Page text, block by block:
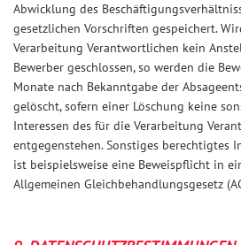
Abwicklung des
gesetzlichen Vorschriften gespeichert.
Verarbeitung Verantwortlichen kein
Bewerber geschlossen, so werden die
Monate nach Bekanntgabe der
gelöscht, sofern einer Löschung keine
Interessen des für die Verarbeitung
entgegenstehen. Sonstiges berechtigtes
ist beispielsweise eine Beweispflicht in
Allgemeinen Gleichbehandlungsgesetz